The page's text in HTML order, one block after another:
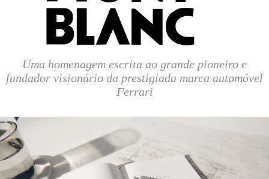
Uma homenagem escrita ao grande pioneiro e
fundador visionário da prestigiada marca automóvel
Ferrari